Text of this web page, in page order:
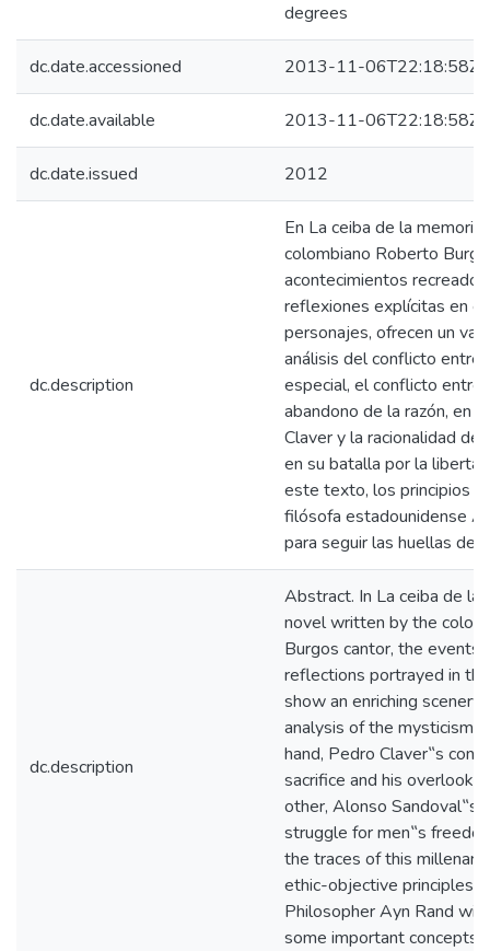
degrees
dc.date.accessioned 2013-11-06T22:18:58Z
dc.date.available 2013-11-06T22:18:58Z
dc.date.issued 2012
dc.description
En La ceiba de la
colombiano Roberto
acontecimientos
reflexiones explícitas en
personajes, ofrecen un
análisis del conflicto entre
especial, el conflicto entre
abandono de la razón, en
Claver y la racionalidad
en su batalla por la
este texto, los principios
filósofa estadounidense
para seguir las huellas de
dc.description
Abstract. In La ceiba de la
novel written by the
Burgos cantor, the events
reflections portrayed in
show an enriching
analysis of the mysticism
hand, Pedro Claver‟s
sacrifice and his
other, Alonso Sandoval‟s
struggle for men‟s
the traces of this
ethic-objective principles
Philosopher Ayn Rand
some important concepts